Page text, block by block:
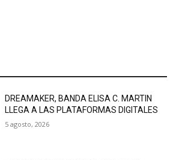
DREAMAKER, BANDA ELISA C. MARTIN
LLEGA A LAS PLATAFORMAS DIGITALES
5 agosto, 2026